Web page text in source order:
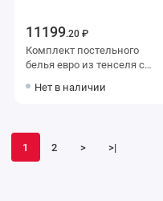
11199.20 ₽
Комплект постельного
белья евро из тенселя с
с наволочками 70х70 2 шт
Нет в наличии
1 2 > >|